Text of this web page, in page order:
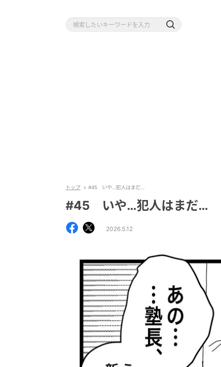
トップ #45 いや…犯人はまだ…
#45 いや…犯人はまだ…
2026.5.12